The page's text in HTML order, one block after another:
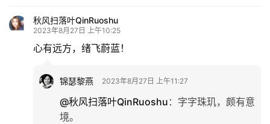
秋风扫落叶QinRuoshu
2023年8月27日 上午10:25
心有远方，绪飞蔚蓝！
锦瑟黎燕 2023年8月27日 上午11:27
@秋风扫落叶QinRuoshu ： 字字珠玑，颇有意
境。